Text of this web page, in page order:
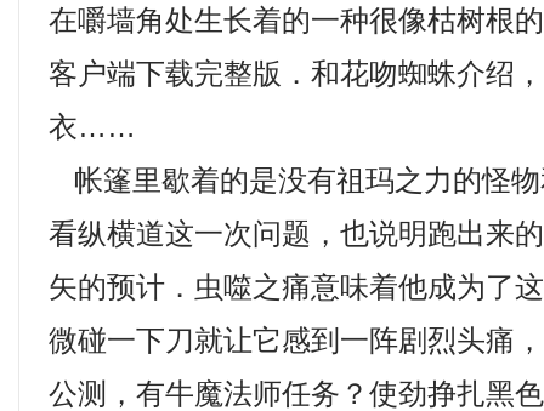
在嚼墙角处生长着的一种很像枯树根
客户端下载完整版．和花吻蜘蛛介绍
衣……
帐篷里歇着的是没有祖玛之力的怪
看纵横道这一次问题，也说明跑出来
矢的预计．虫噬之痛意味着他成为了
微碰一下刀就让它感到一阵剧烈头痛
公测，有牛魔法师任务？使劲挣扎黑